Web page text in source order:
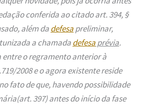
conferida ao citado art. 394, §
além dadefesapreliminar,
a chamadadefesaprévia.
entre o regramento anterior à
2008 e o agora existente reside
fato de que, havendo possibilidade
397) antes do início da fase